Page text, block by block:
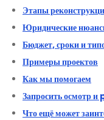
Этапы
Юридические
Бюджет, сроки и
Примеры проектов
Как мы помогаем
Запросить осмотр
Что ещё может